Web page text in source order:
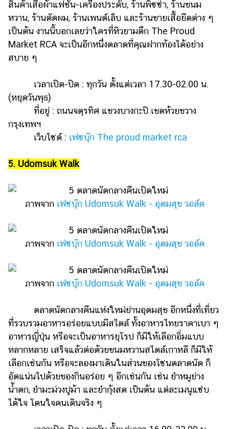
สินค้าเสื้อผ้าแฟชั่น-เครื่องประดับ, ร้านพิซซ่า, ร้านขนม
หวาน, ร้านตัดผม, ร้านเพนต์เล็บ และร้านขายเสื้อยืดต่าง ๆ
เป็นต้น งานนี้บอกเลยว่าใครที่หิวยามดึก The Proud
Market RCA จะเป็นอีกหนึ่งตลาดที่คุณฝากท้องได้อย่าง
สบาย ๆ
เวลาเปิด-ปิด : ทุกวัน ตั้งแต่เวลา 17.30-02.00 น.
(หยุดวันพุธ)
ที่อยู่ : ถนนจตุรทิศ แขวงบางกะปิ เขตห้วยขวาง
กรุงเทพฯ
เว็บไซต์ : เฟซบุ๊ก The proud market rca
5. Udomsuk Walk
ภาพจาก เฟซบุ๊ก Udomsuk Walk - อุดมสุข วอล์ค
ภาพจาก เฟซบุ๊ก Udomsuk Walk - อุดมสุข วอล์ค
ภาพจาก เฟซบุ๊ก Udomsuk Walk - อุดมสุข วอล์ค
ตลาดนัดกลางคืนแห่งใหม่ย่านอุดมสุข อีกหนึ่งที่เที่ยว
ที่รวบรวมอาหารอร่อยแบบมีสไตล์ ทั้งอาหารไทยราคาเบา ๆ
อาหารญี่ปุ่น หรือจะเป็นอาหารยุโรป ก็มีให้เลือกอิ่มแบบ
หลากหลาย เสร็จแล้วต่อด้วยขนมหวานสไตล์เกาหลี ก็มีให้
เลือกเช่นกัน หรือจะลองมาเดินในส่วนของโซนตลาดนัด ก็
อัดแน่นไปด้วยของกินอร่อย ๆ อีกเช่นกัน เช่น ยำหมูย่าง
น้ำตก, ยำมะม่วงปูม้า และยำกุ้งสด เป็นต้น แต่ละเมนูแซ่บ
ได้ใจ โดนใจคนเดินจริง ๆ